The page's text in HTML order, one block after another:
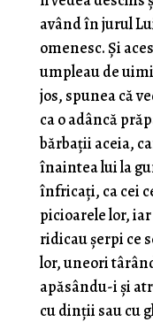
având în jurul
omenesc. Şi
umpleau de
jos, spunea că
ca o adâncă
bărbaţii aceia,
înaintea lui la
înfricaţi, ca cei
picioarele lor,
ridicau şerpi ce
lor, uneori
apăsându-i şi
cu dinţii sau cu